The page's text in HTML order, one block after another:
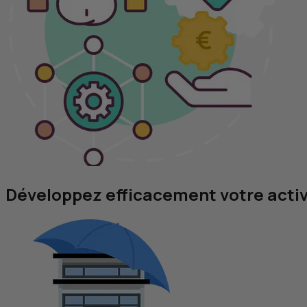
Développez efficacement votre